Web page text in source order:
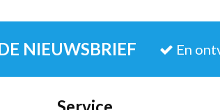
NIEUWSBRIEF En